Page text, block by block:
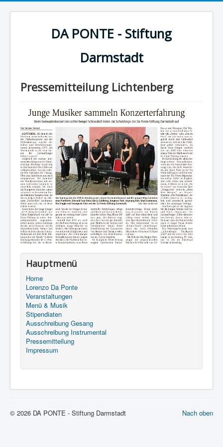
DA PONTE - Stiftung
Darmstadt
Pressemitteilung Lichtenberg
Hauptmenü
Home
Lorenzo Da Ponte
Veranstaltungen
Menü & Musik
Stipendiaten
Ausschreibung Gesang
Ausschreibung Instrumental
Pressemitteilung
Impressum
Nach oben
© 2026 DA PONTE - Stiftung Darmstadt